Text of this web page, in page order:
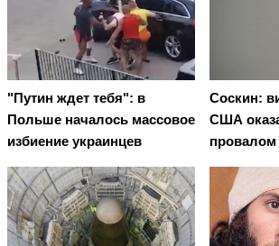
"Путин ждет тебя": в
Польше началось массовое
избиение украинцев
Соскин:
США
провалом